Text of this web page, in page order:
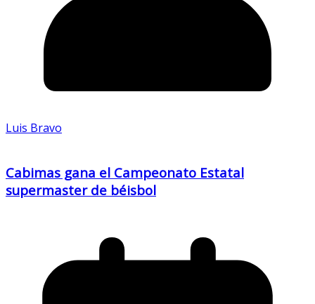
Luis Bravo
Cabimas gana el Campeonato Estatal
supermaster de béisbol